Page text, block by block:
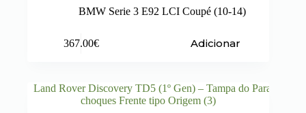
BMW Serie 3 E92 LCI Coupé (10-14)
367.00€ Adicionar